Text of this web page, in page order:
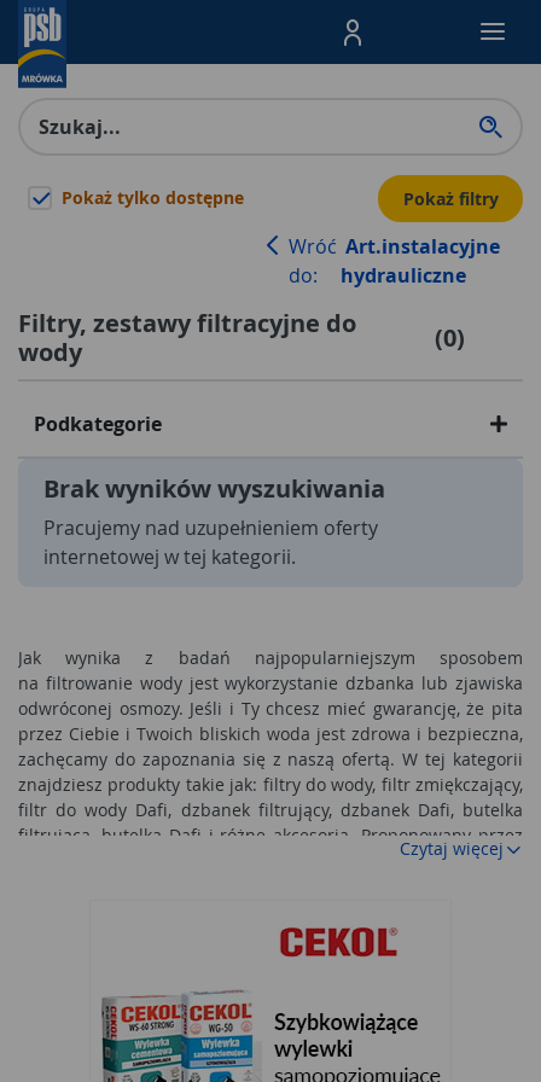
Menu Produktów,
Pokaż tylko dostępne Pokaż filtry
Wróć
do:
Art.instalacyjne
hydrauliczne
Filtry, zestawy filtracyjne do
wody
(0)
Podkategorie
Brak wyników wyszukiwania
Pracujemy nad uzupełnieniem oferty
internetowej w tej kategorii.
Jak wynika z badań najpopularniejszym sposobem
na filtrowanie wody jest wykorzystanie dzbanka lub zjawiska
odwróconej osmozy. Jeśli i Ty chcesz mieć gwarancję, że pita
przez Ciebie i Twoich bliskich woda jest zdrowa i bezpieczna,
zachęcamy do zapoznania się z naszą ofertą. W tej kategorii
znajdziesz produkty takie jak: filtry do wody, filtr zmiękczający,
filtr do wody Dafi, dzbanek filtrujący, dzbanek Dafi, butelka
filtrująca, butelka Dafi i różne akcesoria. Proponowany przez
nas asortyment wyróżniają konkurencyjne ceny i wysoka
Filtracja wody - co warto wiedzieć o zestawach
Najprostszą, a zaraz najtańszą metodą na zagwarantowanie
sobie zdrowej wody pitnej jest zakup dzbanka.
ma prostą budowę - składa się z odpowiedniego
naczynia o różnej pojemności, jednak najważniejszym
Czytaj więcej